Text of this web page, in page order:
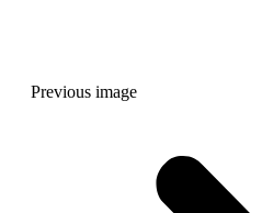
Previous image